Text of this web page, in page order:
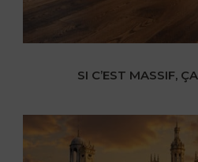
SI C’EST MASSIF,